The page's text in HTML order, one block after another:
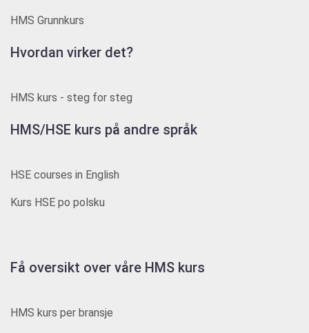
HMS Grunnkurs
Hvordan virker det?
HMS kurs - steg for steg
HMS/HSE kurs på andre språk
HSE courses in English
Kurs HSE po polsku
Få oversikt over våre HMS kurs
HMS kurs per bransje